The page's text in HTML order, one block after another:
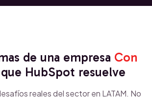
de una empresa Con
que HubSpot resuelve
reales del sector en LATAM. No